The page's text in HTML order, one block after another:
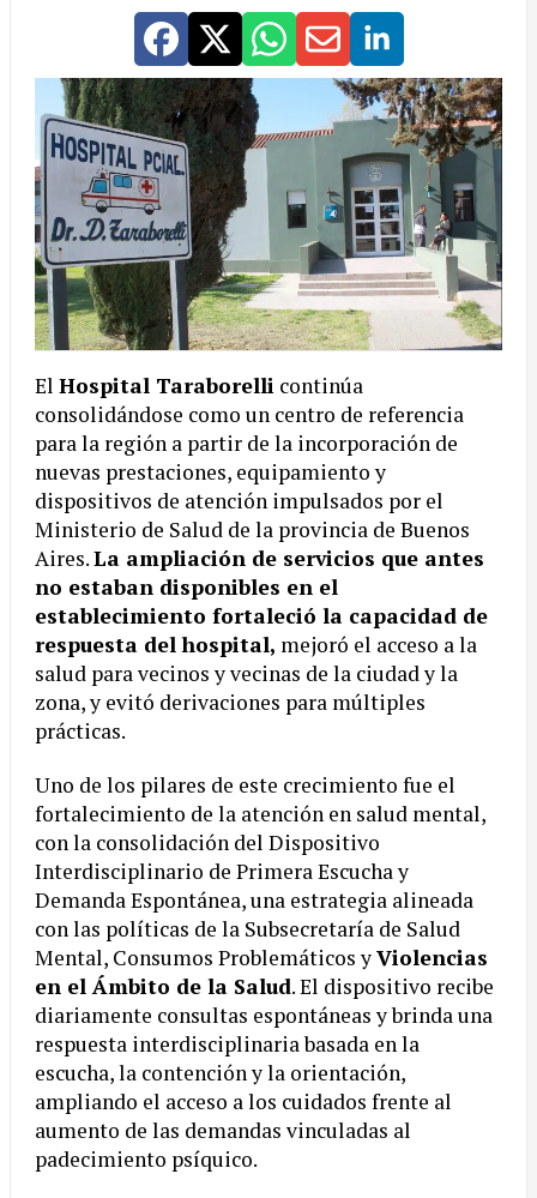
El Hospital Taraborelli continúa
consolidándose como un centro de referencia
para la región a partir de la incorporación de
nuevas prestaciones, equipamiento y
dispositivos de atención impulsados por el
Ministerio de Salud de la provincia de Buenos
Aires.La ampliación de servicios que antes
no estaban disponibles en el
establecimiento fortaleció la capacidad de
respuesta del hospital, mejoró el acceso a la
salud para vecinos y vecinas de la ciudad y la
zona, y evitó derivaciones para múltiples
prácticas.
Uno de los pilares de este crecimiento fue el
fortalecimiento de la atención en salud mental,
con la consolidación del Dispositivo
Interdisciplinario de Primera Escucha y
Demanda Espontánea, una estrategia alineada
con las políticas de la Subsecretaría de Salud
Mental, Consumos Problemáticos yViolencias
en el Ámbito de la Salud. El dispositivo recibe
diariamente consultas espontáneas y brinda una
respuesta interdisciplinaria basada en la
escucha, la contención y la orientación,
ampliando el acceso a los cuidados frente al
aumento de las demandas vinculadas al
padecimiento psíquico.